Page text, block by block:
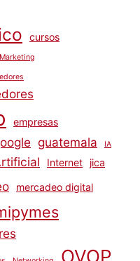
cursos
empresas
guatemala IA
Internet jica
mercadeo digital
OVOP